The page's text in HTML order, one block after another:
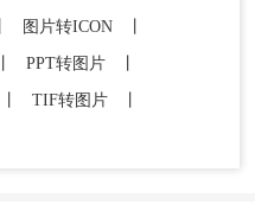
图片转ICON
PPT转图片
丨 TIF转图片
丨